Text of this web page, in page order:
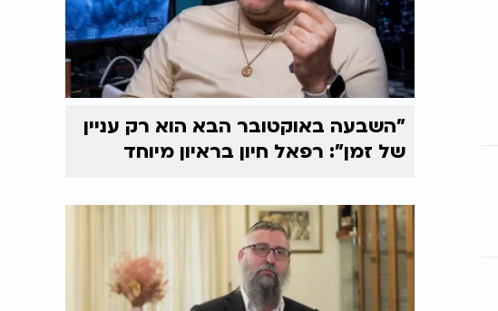
"השבעה באוקטובר הבא הוא רק עניין
של זמן": רפאל חיון בראיון מיוחד